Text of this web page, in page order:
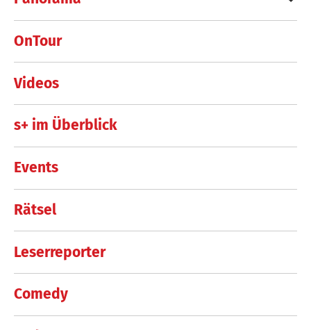
OnTour
Videos
s+ im Überblick
Events
Rätsel
Leserreporter
Comedy